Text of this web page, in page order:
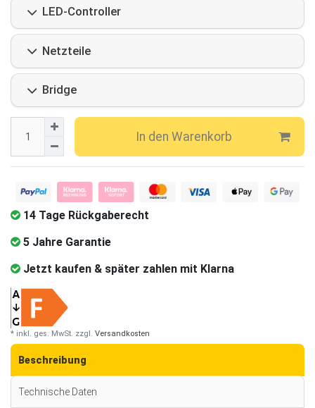
LED-Controller
Netzteile
Bridge
In den Warenkorb
14 Tage Rückgaberecht
5 Jahre Garantie
Jetzt kaufen & später zahlen mit Klarna
* inkl. ges. MwSt. zzgl. Versandkosten
Beschreibung
Technische Daten